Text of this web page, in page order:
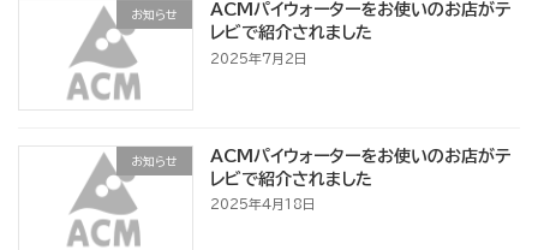
お知らせ
ACMパイウォーターをお使いのお店がテ
レビで紹介されました
2025年7月2日
お知らせ
ACMパイウォーターをお使いのお店がテ
レビで紹介されました
2025年4月18日